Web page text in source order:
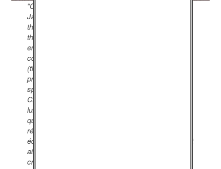
“C’est en 1981, après avoir rencontré les écrits de
Janusz KORCZAK et adapté et mis en scène au
théâtre son roman « Mathias 1er » qui porte sur le
thème des droits de l’enfant, que nous avons eu
envie de créer une structure qui aurait pour objet de
concevoir et de réaliser des créations artistiques
(théâtre-édition-vidéo) inscrites dans la réalité et les
préoccupations de la jeunesse… Rendre le
spectacle vivant par des créations au “présent”…
Créer dans l’estime du jeune public… S’adresser à
lui pour l’interpeller, l’inciter à penser, à se
questionner… et donc concevoir chacune de nos
réalisations avec le sens d’une responsabilité
éducative tant sur le fond que dans la forme… C’est
ainsi, qu’à notre insu, s’est inscrit au fil de nos
créations le mot : prévention.